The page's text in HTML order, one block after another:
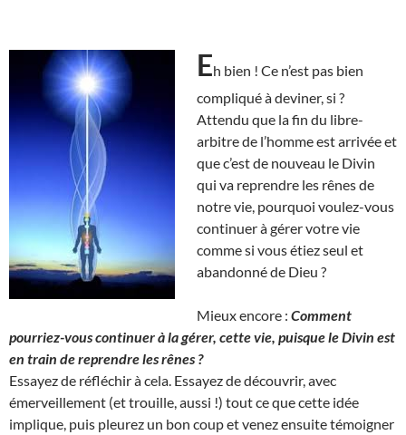
Eh bien ! Ce n’est pas bien
compliqué à deviner, si ?
Attendu que la fin du libre-
arbitre de l’homme est arrivée et
que c’est de nouveau le Divin
qui va reprendre les rênes de
notre vie, pourquoi voulez-vous
continuer à gérer votre vie
comme si vous étiez seul et
abandonné de Dieu ?
Mieux encore : Comment
pourriez-vous continuer à la gérer, cette vie, puisque le Divin est
en train de reprendre les rênes ?
Essayez de réfléchir à cela. Essayez de découvrir, avec
émerveillement (et trouille, aussi !) tout ce que cette idée
implique, puis pleurez un bon coup et venez ensuite témoigner